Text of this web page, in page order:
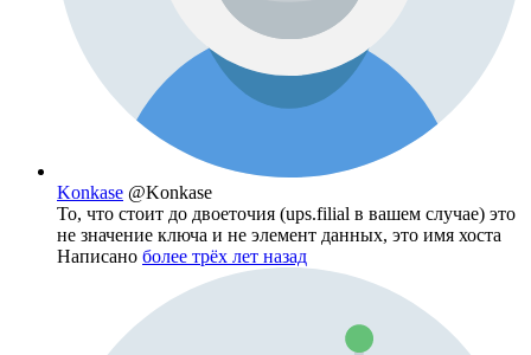
Konkase @Konkase
То, что стоит до двоеточия (ups.filial в вашем случае) это
не значение ключа и не элемент данных, это имя хоста
Написано более трёх лет назад